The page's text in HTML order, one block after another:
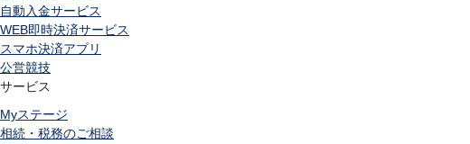
自動入金サービス
WEB即時決済サービス
スマホ決済アプリ
公営競技
サービス
Myステージ
相続・税務のご相談